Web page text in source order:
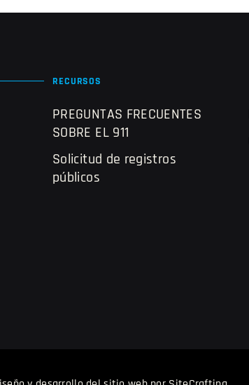
RECURSOS
PREGUNTAS FRECUENTES
SOBRE EL 911
Solicitud de registros
públicos